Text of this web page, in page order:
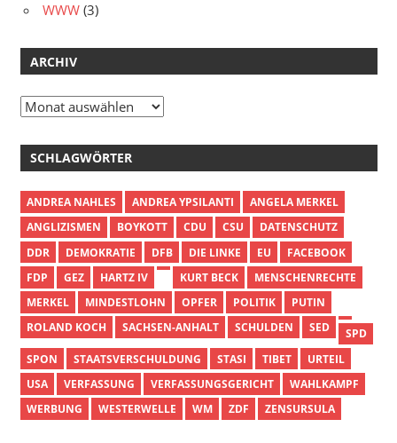
WWW (3)
ARCHIV
Archiv
SCHLAGWÖRTER
ANDREA NAHLES ANDREA YPSILANTI
ANGELA MERKEL
ANGLIZISMEN
BOYKOTT CDU CSU
DATENSCHUTZ
DDR
DEMOKRATIE DFB DIE LINKE EU
FACEBOOK
FDP
GEZ HARTZ IV KURT BECK
MENSCHENRECHTE
MERKEL
MINDESTLOHN OPFER POLITIK
PUTIN
ROLAND KOCH
SACHSEN-ANHALT SCHULDEN SED
SPD
SPON
STAATSVERSCHULDUNG STASI TIBET
URTEIL
USA
VERFASSUNG VERFASSUNGSGERICHT
WAHLKAMPF
WERBUNG
WESTERWELLE WM ZDF ZENSURSULA